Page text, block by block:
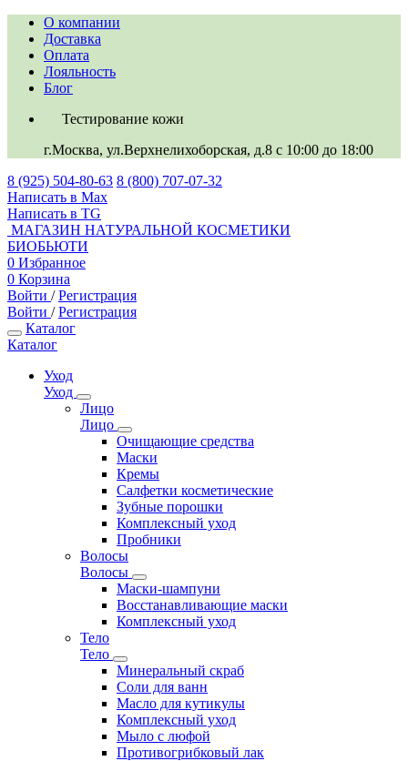
О компании
Доставка
Оплата
Лояльность
Блог
Тестирование кожи
г.Москва, ул.Верхнелихоборская, д.8 c 10:00 до 18:00
8 (925) 504-80-63 8 (800) 707-07-32
Написать в Max
Написать в TG
МАГАЗИН НАТУРАЛЬНОЙ КОСМЕТИКИ
БИОБЬЮТИ
0 Избранное
0 Корзина
Войти / Регистрация
Войти / Регистрация
Каталог
Каталог
Уход
Уход
Лицо
Лицо
Очищающие средства
Маски
Кремы
Салфетки косметические
Зубные порошки
Комплексный уход
Пробники
Волосы
Волосы
Маски-шампуни
Восстанавливающие маски
Комплексный уход
Тело
Тело
Минеральный скраб
Соли для ванн
Масло для кутикулы
Комплексный уход
Мыло с люфой
Противогрибковый лак